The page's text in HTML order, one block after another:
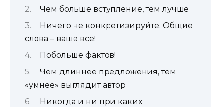
Чем больше вступление, тем лучше
Ничего не конкретизируйте. Общие
слова – ваше все!
Побольше фактов!
Чем длиннее предложения, тем
«умнее» выглядит автор
Никогда и ни при каких